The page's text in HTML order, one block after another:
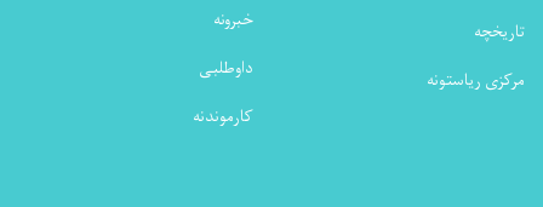
تاریخچه
مرکزی ریاستونه
خبرونه
داوطلبی
کارموندنه